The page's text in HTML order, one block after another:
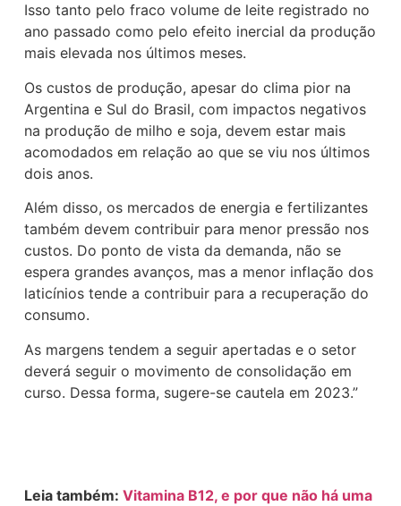
Isso tanto pelo fraco volume de leite registrado no
ano passado como pelo efeito inercial da produção
mais elevada nos últimos meses.
Os custos de produção, apesar do clima pior na
Argentina e Sul do Brasil, com impactos negativos
na produção de milho e soja, devem estar mais
acomodados em relação ao que se viu nos últimos
dois anos.
Além disso, os mercados de energia e fertilizantes
também devem contribuir para menor pressão nos
custos. Do ponto de vista da demanda, não se
espera grandes avanços, mas a menor inflação dos
laticínios tende a contribuir para a recuperação do
consumo.
As margens tendem a seguir apertadas e o setor
deverá seguir o movimento de consolidação em
curso. Dessa forma, sugere-se cautela em 2023.”
Leia também:Vitamina B12, e por que não há uma